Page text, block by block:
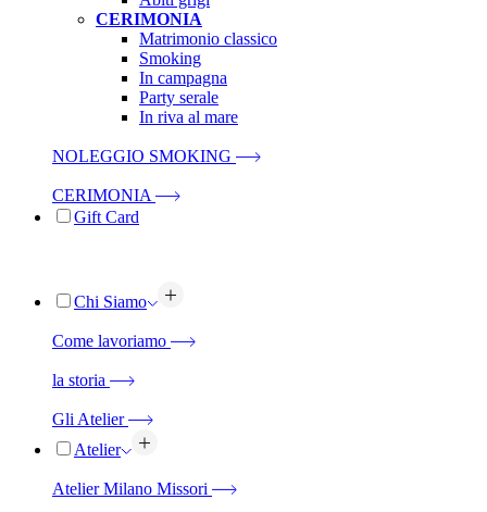
CERIMONIA
Matrimonio classico
Smoking
In campagna
Party serale
In riva al mare
NOLEGGIO SMOKING
CERIMONIA
Gift Card
Chi Siamo
Come lavoriamo
la storia
Gli Atelier
Atelier
Atelier Milano Missori